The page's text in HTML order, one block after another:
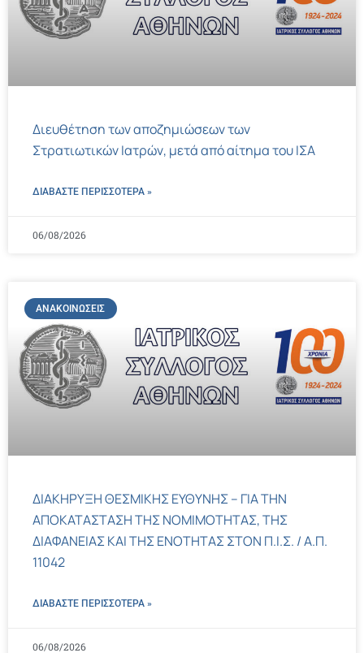
Διευθέτηση των αποζημιώσεων των
Στρατιωτικών Ιατρών, μετά από αίτημα του ΙΣΑ
ΔΙΑΒΑΣΤΕ ΠΕΡΙΣΣΌΤΕΡΑ »
06/08/2026
ΑΝΑΚΟΙΝΏΣΕΙΣ
ΔΙΑΚΗΡΥΞΗ ΘΕΣΜΙΚΗΣ ΕΥΘΥΝΗΣ – ΓΙΑ ΤΗΝ
ΑΠΟΚΑΤΑΣΤΑΣΗ ΤΗΣ ΝΟΜΙΜΟΤΗΤΑΣ, ΤΗΣ
ΔΙΑΦΑΝΕΙΑΣ ΚΑΙ ΤΗΣ ΕΝΟΤΗΤΑΣ ΣΤΟΝ Π.Ι.Σ. / Α.Π.
11042
ΔΙΑΒΑΣΤΕ ΠΕΡΙΣΣΌΤΕΡΑ »
06/08/2026